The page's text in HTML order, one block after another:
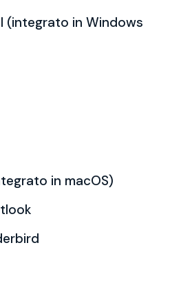
(integrato in Windows
in macOS)